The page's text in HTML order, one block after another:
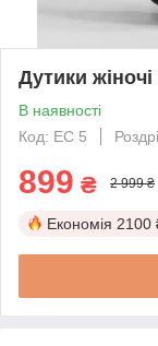
Дутики
В наявності
Код: ЕС 5
899 ₴ 2 999 ₴
Економія 2100